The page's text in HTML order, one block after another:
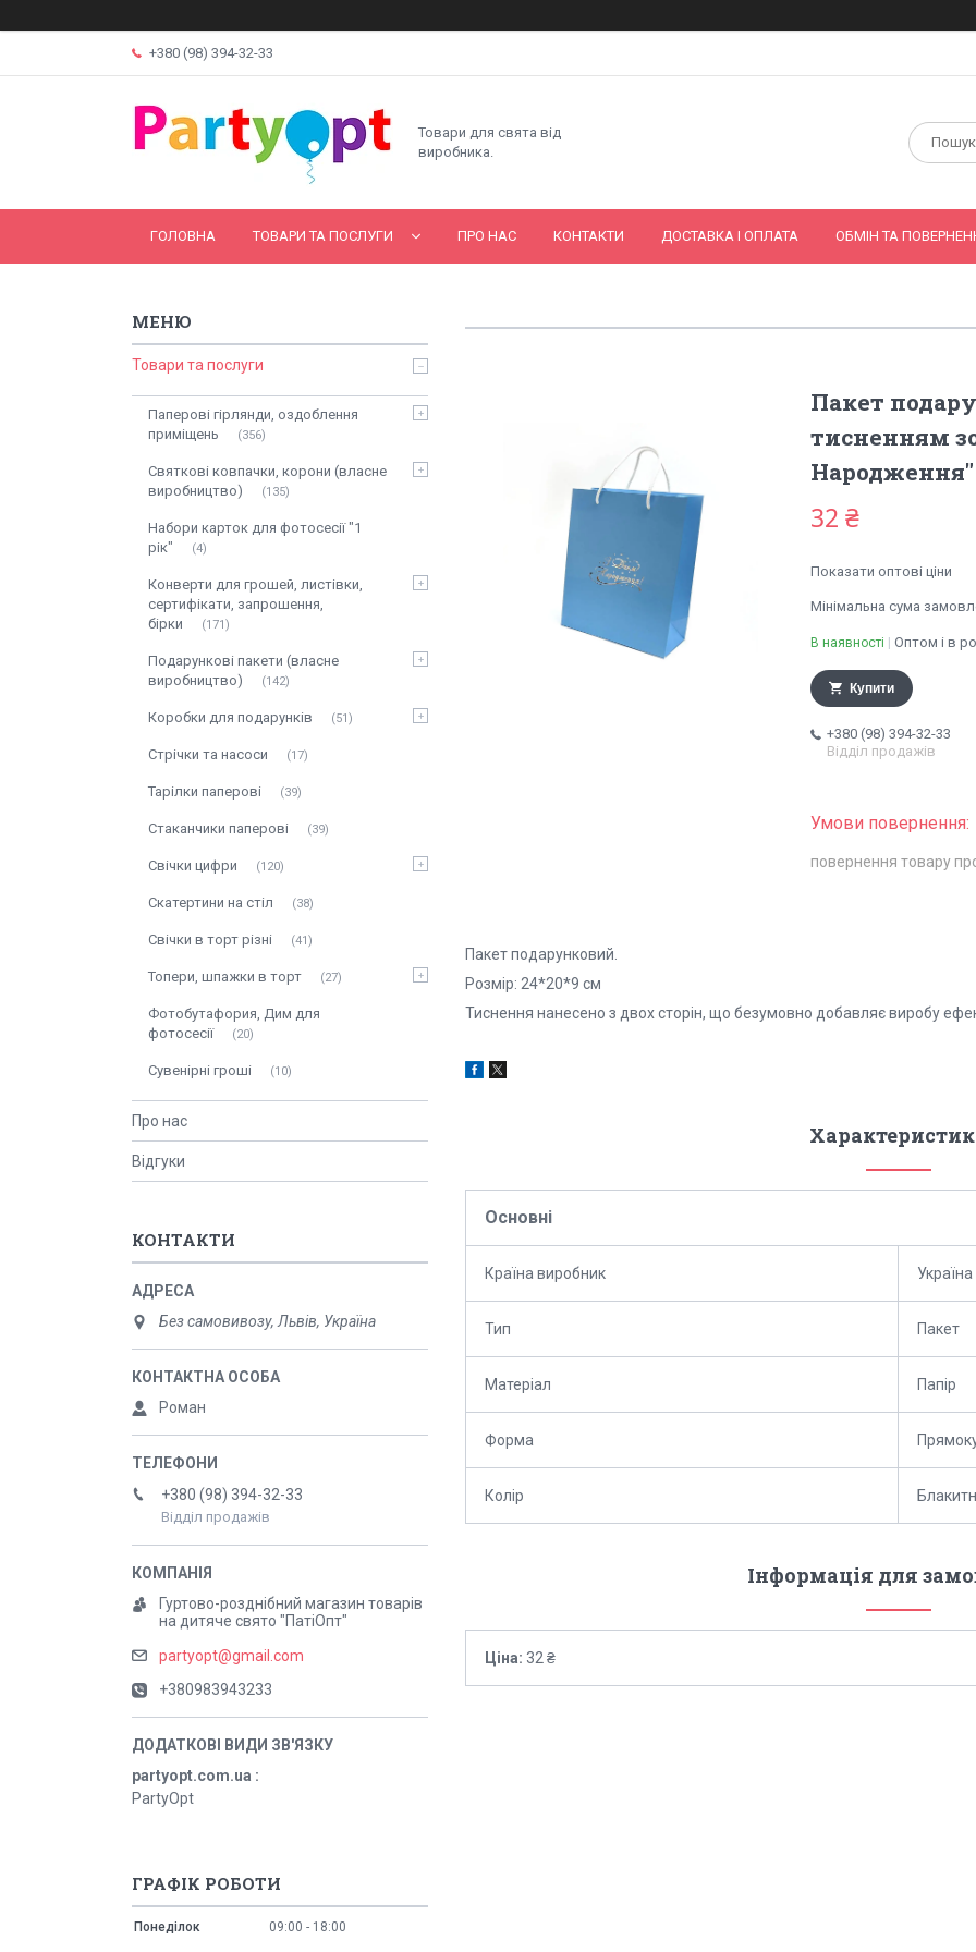
+380 (98) 394-32-33
Товари для свята від
виробника.
ГОЛОВНА ТОВАРИ ТА ПОСЛУГИ ПРО НАС КОНТАКТИ ДОСТАВКА І ОПЛАТА ОБМІН ТА
Пакет
тисненням
Народження"
32 ₴
Показати оптові ціни
Мінімальна сума
В наявності Оптом і в
Купити
+380 (98) 394-32-33
Відділ продажів
повернення товару
Пакет подарунковий.
Розмір: 24*20*9 см
Тиснення нанесено з двох сторін, що безумовно добавляє виробу
Основні
Країна виробник Україна
Тип Пакет
Матеріал Папір
Форма
Колір
Інформація для
Ціна: 32 ₴
Товари та послуги
Паперові гірлянди, оздоблення
приміщень
356
Святкові ковпачки, корони (власне
виробництво)
135
Набори карток для фотосесії "1
рік"
4
Конверти для грошей, листівки,
сертифікати, запрошення,
бірки
171
Подарункові пакети (власне
виробництво)
142
Коробки для подарунків 51
Стрічки та насоси 17
Тарілки паперові 39
Стаканчики паперові 39
Свічки цифри 120
Скатертини на стіл 38
Свічки в торт різні 41
Топери, шпажки в торт 27
Фотобутафория, Дим для
фотосесії
20
Сувенірні гроші 10
Про нас
Відгуки
КОНТАКТИ
Без самовивозу, Львів, Україна
Роман
+380 (98) 394-32-33
Відділ продажів
Гуртово-розднібний магазин товарів
на дитяче свято "ПатіОпт"
partyopt@gmail.com
+380983943233
partyopt.com.ua
PartyOpt
ГРАФІК РОБОТИ
Понеділок 09:00 18:00